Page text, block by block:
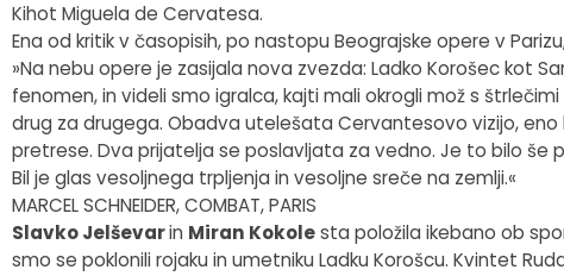
Kihot Miguela de Cervatesa.
Ena od kritik v časopisih, po nastopu Beograjske opere v
»Na nebu opere je zasijala nova zvezda: Ladko Korošec kot
fenomen, in videli smo igralca, kajti mali okrogli mož s
drug za drugega. Obadva utelešata Cervantesovo vizijo,
pretrese. Dva prijatelja se poslavljata za vedno. Je to bilo še
Bil je glas vesoljnega trpljenja in vesoljne sreče na zemlji.«
MARCEL SCHNEIDER, COMBAT, PARIS
Slavko Jelševarin Miran Kokolesta položila ikebano ob
smo se poklonili rojaku in umetniku Ladku Korošcu. Kvintet
Lokalne volitve
Strateški dokumenti
Katalog informacij javnega značaja